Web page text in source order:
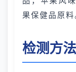
果保健品原料
检测方法